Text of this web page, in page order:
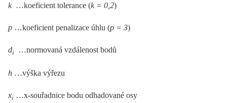
k…koeficient tolerance (k = 0,2)
p …koeficient penalizace úhlu (p = 3)
di …normovaná vzdálenost bodů
h …výška výřezu
xi …x-souřadnice bodu odhadované osy